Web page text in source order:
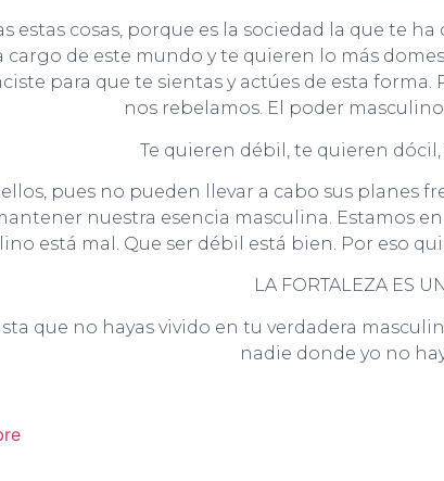
estas cosas, porque es la sociedad la que te
cargo de este mundo y te quieren lo más
para que te sientas y actúes de esta
nos rebelamos. El poder
Te quieren débil, te quieren
pues no pueden llevar a cabo sus planes
nuestra esencia masculina. Estamos
está mal. Que ser débil está bien. Por eso
LA FORTALEZA ES
que no hayas vivido en tu verdadera
nadie donde yo no